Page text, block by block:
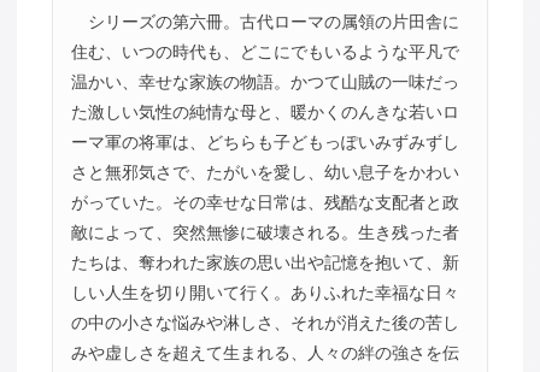
シリーズの第六冊。古代ローマの属領の片田舎に
住む、いつの時代も、どこにでもいるような平凡で
温かい、幸せな家族の物語。かつて山賊の一味だっ
た激しい気性の純情な母と、暖かくのんきな若いロ
ーマ軍の将軍は、どちらも子どもっぽいみずみずし
さと無邪気さで、たがいを愛し、幼い息子をかわい
がっていた。その幸せな日常は、残酷な支配者と政
敵によって、突然無惨に破壊される。生き残った者
たちは、奪われた家族の思い出や記憶を抱いて、新
しい人生を切り開いて行く。ありふれた幸福な日々
の中の小さな悩みや淋しさ、それが消えた後の苦し
みや虚しさを超えて生まれる、人々の絆の強さを伝